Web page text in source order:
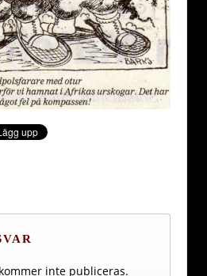
inte publiceras.